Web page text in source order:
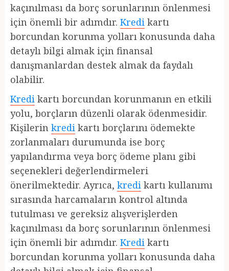
kaçınılması da borç sorunlarının önlenmesi
için önemli bir adımdır. Kredi kartı
borcundan korunma yolları konusunda daha
detaylı bilgi almak için finansal
danışmanlardan destek almak da faydalı
olabilir.
Kredi kartı borcundan korunmanın en etkili
yolu, borçların düzenli olarak ödenmesidir.
Kişilerin kredi kartı borçlarını ödemekte
zorlanmaları durumunda ise borç
yapılandırma veya borç ödeme planı gibi
seçenekleri değerlendirmeleri
önerilmektedir. Ayrıca, kredi kartı kullanımı
sırasında harcamaların kontrol altında
tutulması ve gereksiz alışverişlerden
kaçınılması da borç sorunlarının önlenmesi
için önemli bir adımdır. Kredi kartı
borcundan korunma yolları konusunda daha